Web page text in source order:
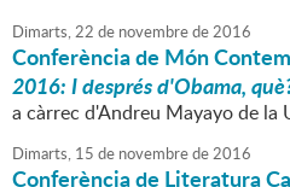
Dimarts,22 de novembrede2016
Conferència de Món
2016: I després d'Obama,
a càrrec d'Andreu Mayayo de la
Dimarts, 15 de novembrede2016
Conferència de Literatura